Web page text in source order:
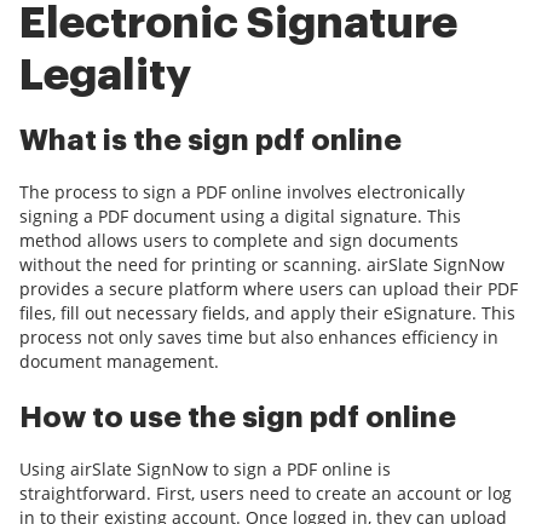
Electronic Signature
Legality
What is the sign pdf online
The process to sign a PDF online involves electronically
signing a PDF document using a digital signature. This
method allows users to complete and sign documents
without the need for printing or scanning. airSlate SignNow
provides a secure platform where users can upload their PDF
files, fill out necessary fields, and apply their eSignature. This
process not only saves time but also enhances efficiency in
document management.
How to use the sign pdf online
Using airSlate SignNow to sign a PDF online is
straightforward. First, users need to create an account or log
in to their existing account. Once logged in, they can upload